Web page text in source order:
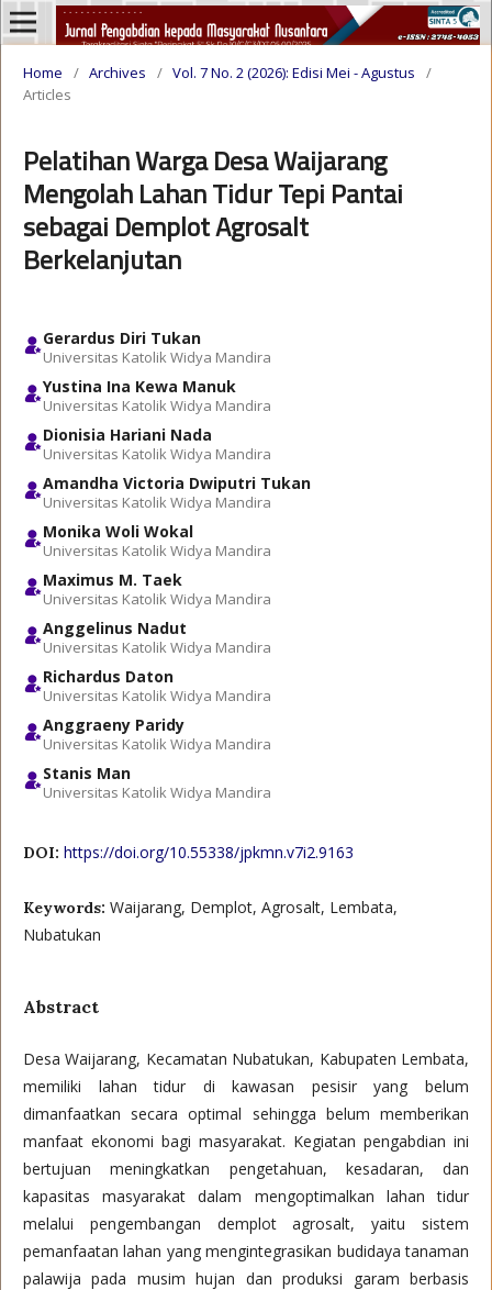
Home / Archives / Vol. 7 No. 2 (2026): Edisi Mei - Agustus
/
Articles
Pelatihan Warga Desa Waijarang
Mengolah Lahan Tidur Tepi Pantai
sebagai Demplot Agrosalt
Berkelanjutan
Gerardus Diri Tukan
Universitas Katolik Widya Mandira
Yustina Ina Kewa Manuk
Universitas Katolik Widya Mandira
Dionisia Hariani Nada
Universitas Katolik Widya Mandira
Amandha Victoria Dwiputri Tukan
Universitas Katolik Widya Mandira
Monika Woli Wokal
Universitas Katolik Widya Mandira
Maximus M. Taek
Universitas Katolik Widya Mandira
Anggelinus Nadut
Universitas Katolik Widya Mandira
Richardus Daton
Universitas Katolik Widya Mandira
Anggraeny Paridy
Universitas Katolik Widya Mandira
Stanis Man
Universitas Katolik Widya Mandira
DOI: https://doi.org/10.55338/jpkmn.v7i2.9163
Keywords: Waijarang, Demplot, Agrosalt, Lembata,
Nubatukan
Abstract
Desa Waijarang, Kecamatan Nubatukan, Kabupaten Lembata,
memiliki lahan tidur di kawasan pesisir yang belum
dimanfaatkan secara optimal sehingga belum memberikan
manfaat ekonomi bagi masyarakat. Kegiatan pengabdian ini
bertujuan meningkatkan pengetahuan, kesadaran, dan
kapasitas masyarakat dalam mengoptimalkan lahan tidur
melalui pengembangan demplot agrosalt, yaitu sistem
pemanfaatan lahan yang mengintegrasikan budidaya tanaman
palawija pada musim hujan dan produksi garam berbasis